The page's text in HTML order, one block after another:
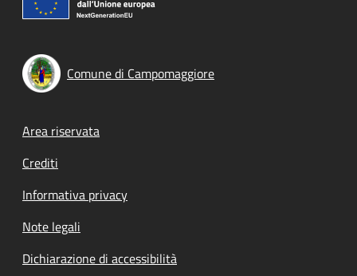
Comune di Campomaggiore
Footer menu
Area riservata
Crediti
Informativa privacy
Note legali
Dichiarazione di accessibilità